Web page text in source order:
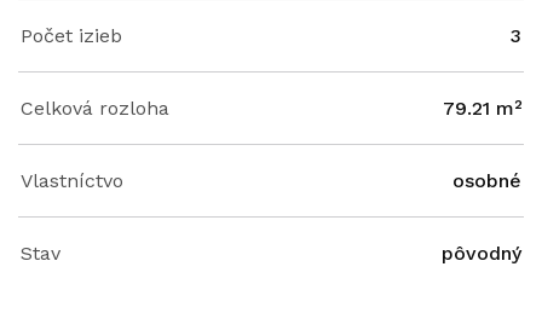
Počet izieb 3
Celková rozloha 79.21 m²
Vlastníctvo osobné
Stav pôvodný